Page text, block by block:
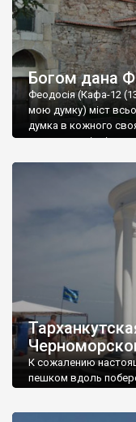
Богом дана
Феодосія (Кафа-12
мою думку) міст
думка в кожного
запрошую відвідати
К сожалению
пешком вдоль